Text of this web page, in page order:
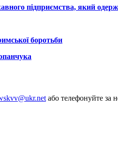
підприємства, який
боротьби
або телефонуйте за